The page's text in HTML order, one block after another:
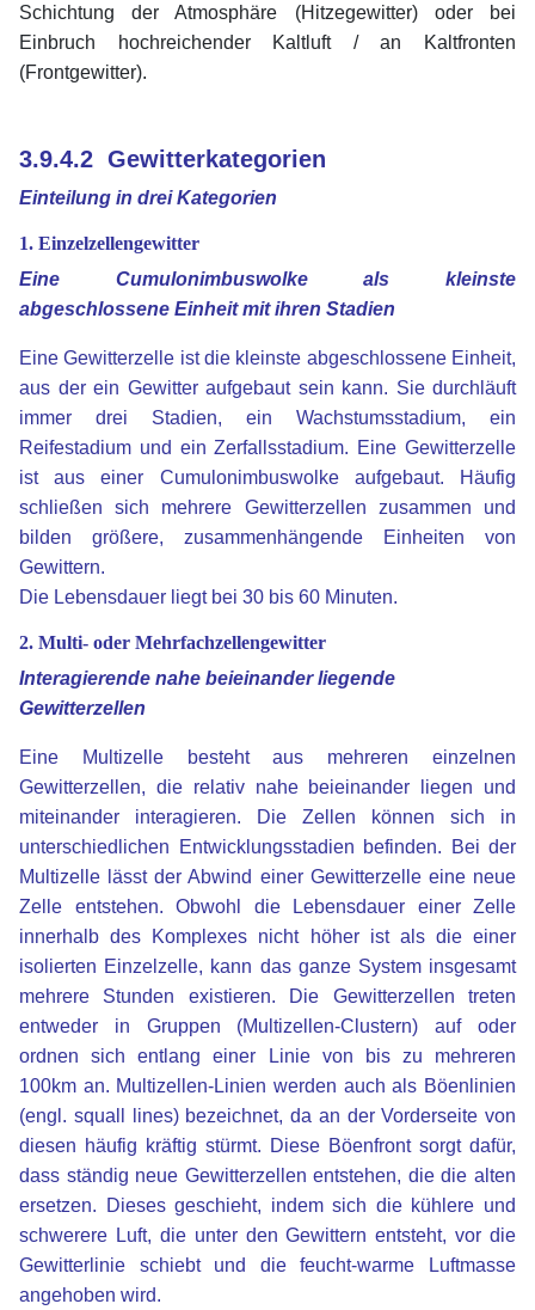
Schichtung der Atmosphäre (Hitzegewitter) oder bei
Einbruch hochreichender Kaltluft / an Kaltfronten
(Frontgewitter).
3.9.4.2 Gewitterkategorien
Einteilung in drei Kategorien
1. Einzelzellengewitter
Eine Cumulonimbuswolke als kleinste
abgeschlossene Einheit mit ihren Stadien
Eine Gewitterzelle ist die kleinste abgeschlossene Einheit,
aus der ein Gewitter aufgebaut sein kann. Sie durchläuft
immer drei Stadien, ein Wachstumsstadium, ein
Reifestadium und ein Zerfallsstadium. Eine Gewitterzelle
ist aus einer Cumulonimbuswolke aufgebaut. Häufig
schließen sich mehrere Gewitterzellen zusammen und
bilden größere, zusammenhängende Einheiten von
Gewittern.
Die Lebensdauer liegt bei 30 bis 60 Minuten.
2. Multi- oder Mehrfachzellengewitter
Interagierende nahe beieinander liegende
Gewitterzellen
Eine Multizelle besteht aus mehreren einzelnen
Gewitterzellen, die relativ nahe beieinander liegen und
miteinander interagieren. Die Zellen können sich in
unterschiedlichen Entwicklungsstadien befinden. Bei der
Multizelle lässt der Abwind einer Gewitterzelle eine neue
Zelle entstehen. Obwohl die Lebensdauer einer Zelle
innerhalb des Komplexes nicht höher ist als die einer
isolierten Einzelzelle, kann das ganze System insgesamt
mehrere Stunden existieren. Die Gewitterzellen treten
entweder in Gruppen (Multizellen-Clustern) auf oder
ordnen sich entlang einer Linie von bis zu mehreren
100km an. Multizellen-Linien werden auch als Böenlinien
(engl. squall lines) bezeichnet, da an der Vorderseite von
diesen häufig kräftig stürmt. Diese Böenfront sorgt dafür,
dass ständig neue Gewitterzellen entstehen, die die alten
ersetzen. Dieses geschieht, indem sich die kühlere und
schwerere Luft, die unter den Gewittern entsteht, vor die
Gewitterlinie schiebt und die feucht-warme Luftmasse
angehoben wird.